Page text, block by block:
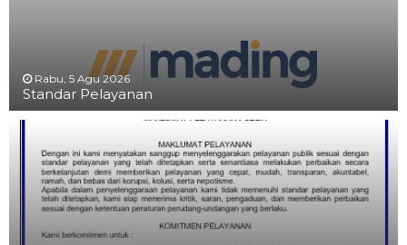
Rabu, 5 Agu 2026
Standar Pelayanan